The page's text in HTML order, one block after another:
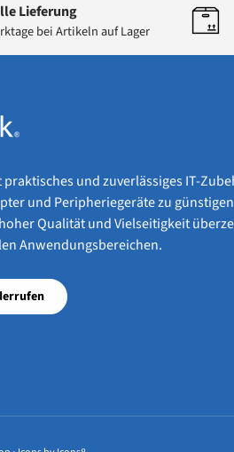
Lieferung
bei Artikeln auf Lager
und zuverlässiges IT-
und Peripheriegeräte zu günstigen
Qualität und Vielseitigkeit
Anwendungsbereichen.